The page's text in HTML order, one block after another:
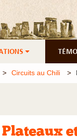
Circuits au Chili